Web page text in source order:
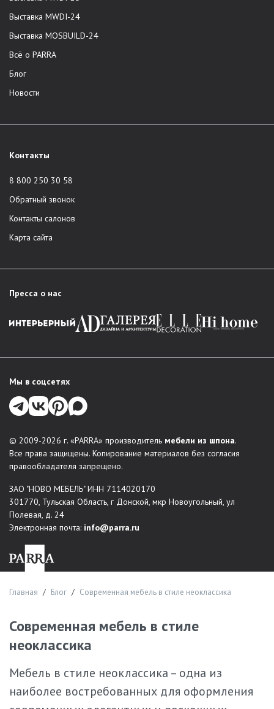
компания не задействует третьих лиц.
Корпоративная служба сервиса.
Профессиональная сборка и доставка в один день.
Возможность приобретения мебели по
индивидуальному проекту клиента.
Срок гарантии составляет 2 года на любое изделие.
модули, мебельные комбинации для зонирования
пространства.
места отдыха и хранения вещей.
входной зоны: обувницы, вешалки, шкафы-купе,
консоли.
Системы хранения
Мягкая мебель
Индивидуальные проекты
: по желанию заказчика
можно создать мебель по индивидуальным размерам.
решения.
Приобрести изделия из дерева и шпона можно в любое
Консультация с менеджером в салоне. Изучаем запрос
клиента, предлагаем варианты мебели PARRA или
Утверждение модели. Согласовываем материалы,
габариты, дизайн, сроки, стоимость.
Выставка MWDI-24
Выставка MOSBUILD-24
Всё о PARRA
Блог
Новости
Контакты
8 800 250 30 58
Обратный звонок
Контакты салонов
Карта сайта
Пресса о нас
Мы в соцсетях
© 2009-2026 г. «PARRA» производитель мебели из шпона.
Все права защищены. Копирование материалов без согласия
правообладателя запрещено.
ЗАО "НОВО МЕБЕЛЬ" ИНН 7114020170
301770, Тульская Область, г Донской, мкр Новоугольный, ул
Полевая, д. 24
Электронная почта: info@parra.ru
Главная Блог Современная мебель в стиле неоклассика
Современная мебель в стиле
неоклассика
Мебель в стиле неоклассика – одна из
наиболее востребованных для оформления